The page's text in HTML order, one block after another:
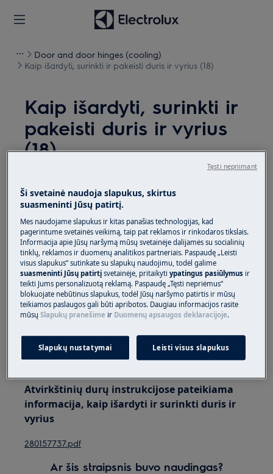
Door and door hinges (cooling)
Kaip išardyti, surinkti ir pakeisti duris ir vyrius (18)
Kaip išardyti, surinkti ir
pakeisti duris ir vyrius
(18)
Prieš atlikdami techninę priežiūrą, išjunkite prietaisą
ir atjunkite maitinimo kištuką išlizdo.
Visada būkite atsargūs, kai perkeliate prietaisus, nes
sunkiuosius prietaisus reikia perkelti dviem
asmenims.
Visada naudokite apsaugines pirštines ir uždarą
avalynę.
Atkreipkite dėmesį, kad netinkamas remontas ar
neprofesionalus remontas gali turėti saugos
Atvirkštinių durų instrukcijose pateikiama
informacija, kaip išardyti ir surinkti duris ir
vyrius
280157737.pdf
Ar šis straipsnis buvo naudingas?
Ši svetainė naudoja slapukus, skirtus
suasmeninti Jūsų patirtį.
Mes naudojame slapukus ir kitas panašias technologijas, kad
pagerintume svetainės veikimą, taip pat reklamos ir rinkodaros tikslais.
Informacija apie Jūsų naršymą mūsų svetainėje dalijamės su socialinių
tinklų, reklamos ir duomenų analitikos partneriais. Paspaudę „Leisti
visus slapukus“ sutinkate su slapukų naudojimu, todėl galime
suasmeninti Jūsų patirtįsvetainėje, pritaikytiypatingus pasiūlymus ir
teikti Jums personalizuotą reklamą. Paspaudę „Tęsti nepriėmus“
blokuojate nebūtinus slapukus, todėl Jūsų naršymo patirtis ir mūsų
teikiamos paslaugos gali būti apribotos. Daugiau informacijos rasite
mūsųSlapukų pranešime ir Duomenų apsaugos deklaracijoje.
Slapukų nustatymai Leisti visus slapukus
Tęsti nepriimant